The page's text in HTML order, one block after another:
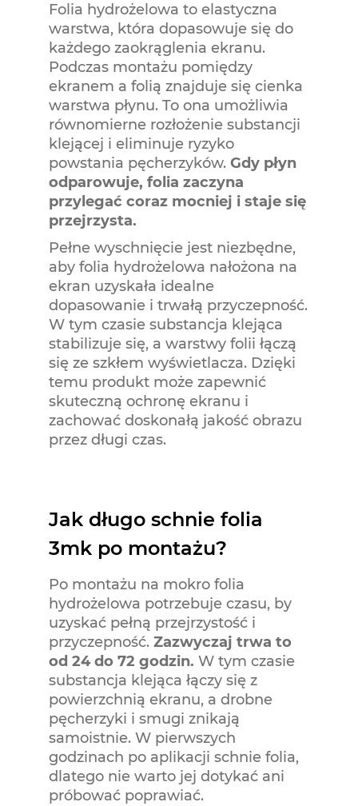
Folia hydrożelowa to elastyczna
warstwa, która dopasowuje się do
każdego zaokrąglenia ekranu.
Podczas montażu pomiędzy
ekranem a folią znajduje się cienka
warstwa płynu. To ona umożliwia
równomierne rozłożenie substancji
klejącej i eliminuje ryzyko
powstania pęcherzyków. Gdy płyn
odparowuje, folia zaczyna
przylegać coraz mocniej i staje się
przejrzysta.
Pełne wyschnięcie jest niezbędne,
aby folia hydrożelowa nałożona na
ekran uzyskała idealne
dopasowanie i trwałą przyczepność.
W tym czasie substancja klejąca
stabilizuje się, a warstwy folii łączą
się ze szkłem wyświetlacza. Dzięki
temu produkt może zapewnić
skuteczną ochronę ekranu i
zachować doskonałą jakość obrazu
przez długi czas.
Jak długo schnie folia
3mk po montażu?
Po montażu na mokro folia
hydrożelowa potrzebuje czasu, by
uzyskać pełną przejrzystość i
przyczepność. Zazwyczaj trwa to
od 24 do 72 godzin. W tym czasie
substancja klejąca łączy się z
powierzchnią ekranu, a drobne
pęcherzyki i smugi znikają
samoistnie. W pierwszych
godzinach po aplikacji schnie folia,
dlatego nie warto jej dotykać ani
próbować poprawiać.